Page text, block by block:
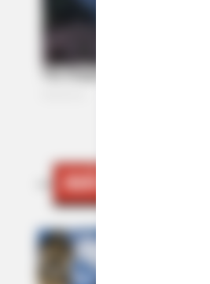
MÁS DE VIVIR